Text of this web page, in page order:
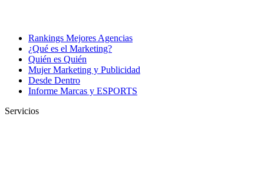
Rankings Mejores Agencias
¿Qué es el Marketing?
Quién es Quién
Mujer Marketing y Publicidad
Desde Dentro
Informe Marcas y ESPORTS
Servicios